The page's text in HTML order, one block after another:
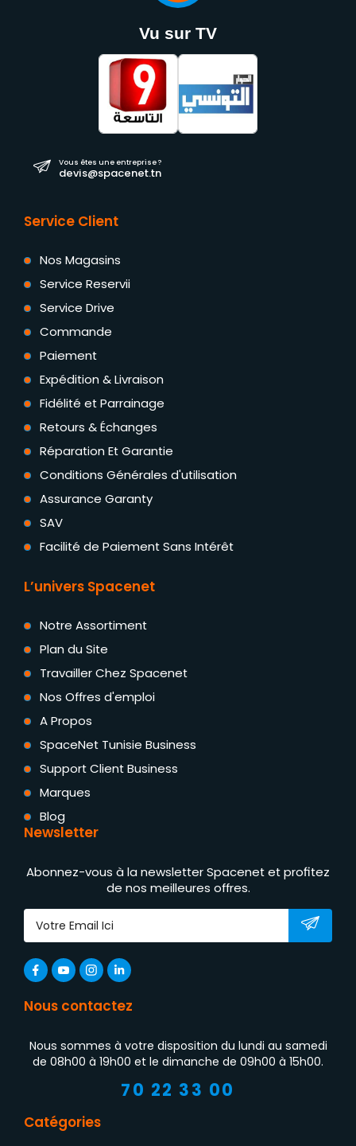
Vu sur TV
Vous êtes une entreprise ?
devis@spacenet.tn
Service Client
Nos Magasins
Service Reservii
Service Drive
Commande
Paiement
Expédition & Livraison
Fidélité et Parrainage
Retours & Échanges
Réparation Et Garantie
Conditions Générales d'utilisation
Assurance Garanty
SAV
Facilité de Paiement Sans Intérêt
L’univers Spacenet
Notre Assortiment
Plan du Site
Travailler Chez Spacenet
Nos Offres d'emploi
A Propos
SpaceNet Tunisie Business
Support Client Business
Marques
Blog
Newsletter
Abonnez-vous à la newsletter Spacenet et profitez
de nos meilleures offres.
Nous contactez
Nous sommes à votre disposition du lundi au samedi
de 08h00 à 19h00 et le dimanche de 09h00 à 15h00.
70 22 33 00
Catégories